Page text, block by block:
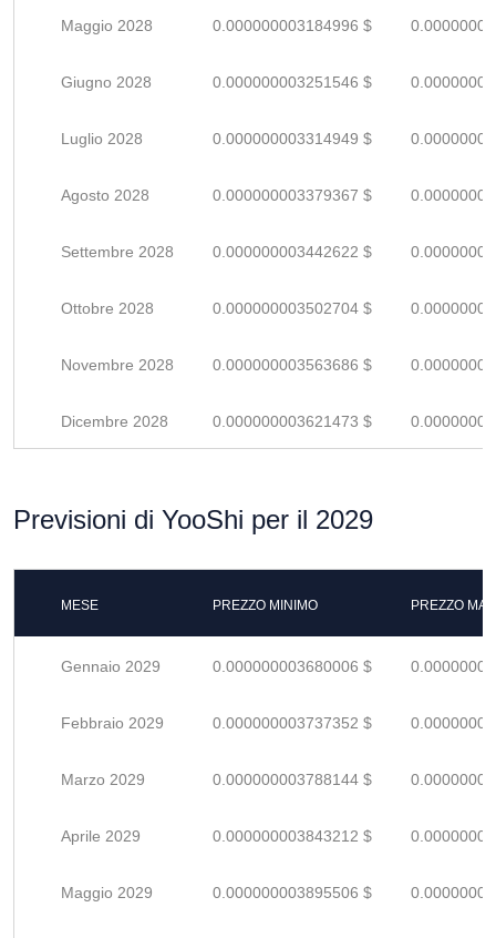
Maggio 2028 0.000000003184996 $
Giugno 2028 0.000000003251546 $
Luglio 2028 0.000000003314949 $
Agosto 2028 0.000000003379367 $
Settembre 2028 0.000000003442622 $
Ottobre 2028 0.000000003502704 $
Novembre 2028 0.000000003563686 $
Dicembre 2028 0.000000003621473 $
Previsioni di YooShi per il 2029
MESE PREZZO MINIMO PREZZO
Gennaio 2029 0.000000003680006 $
Febbraio 2029 0.000000003737352 $
Marzo 2029 0.000000003788144 $
Aprile 2029 0.000000003843212 $
Maggio 2029 0.000000003895506 $